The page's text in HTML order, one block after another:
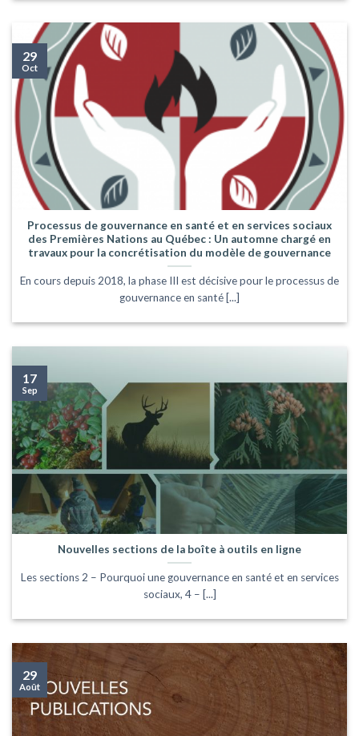
Processus de gouvernance en santé et en services sociaux
des Premières Nations au Québec : Un automne chargé en
travaux pour la concrétisation du modèle de gouvernance
En cours depuis 2018, la phase III est décisive pour le processus de
gouvernance en santé [...]
29
Oct
Nouvelles sections de la boîte à outils en ligne
Les sections 2 – Pourquoi une gouvernance en santé et en services
sociaux, 4 – [...]
17
Sep
29
Août